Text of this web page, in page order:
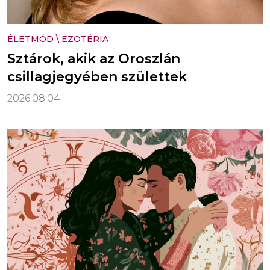
ÉLETMÓD \ EZOTÉRIA
Sztárok, akik az Oroszlán
csillagjegyében születtek
2026.08.04.